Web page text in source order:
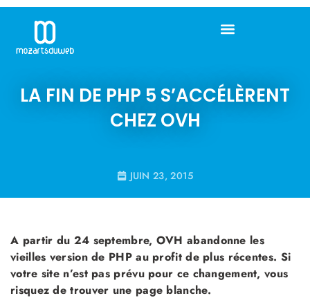
LA FIN DE PHP 5 S’ACCÉLÈRENT
CHEZ OVH
JUIN 23, 2015
A partir du 24 septembre, OVH abandonne les
vieilles version de PHP au profit de plus récentes. Si
votre site n’est pas prévu pour ce changement, vous
risquez de trouver une page blanche.